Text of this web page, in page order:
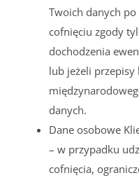
Twoich danych
cofnięciu zgody
dochodzenia
lub jeżeli
danych.
Dane osobowe
– w przypadku
cofnięcia,